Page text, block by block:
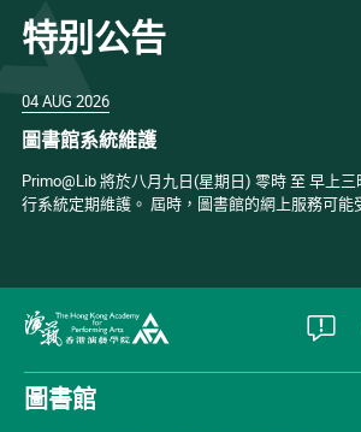
特别公告
04 AUG 2026
圖書館系統維護
Primo@Lib 將於八月九日(星期日) 零時 至 早上
行系統定期維護。 屆時，圖書館的網上服務可能
圖書館